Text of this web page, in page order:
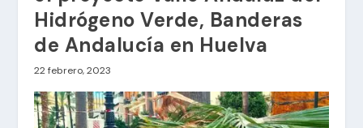
Hidrógeno Verde, Banderas
de Andalucía en Huelva
22 febrero, 2023